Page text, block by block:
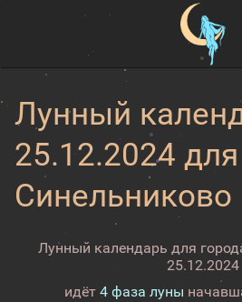
Лунный
25.12.2024 для
Синельниково
Лунный календарь для
25.12.2024
идёт 4 фаза луны